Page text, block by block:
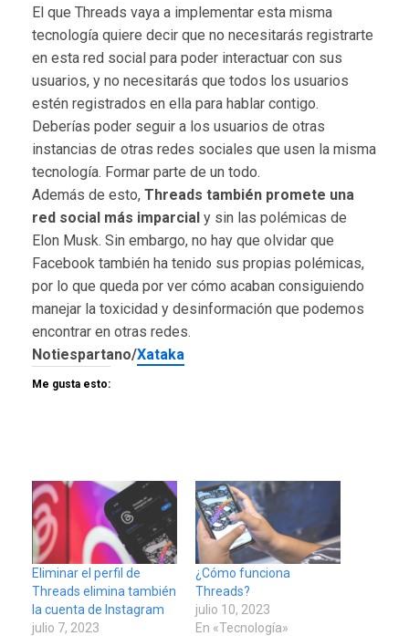
El que Threads vaya a implementar esta misma
tecnología quiere decir que no necesitarás registrarte
en esta red social para poder interactuar con sus
usuarios, y no necesitarás que todos los usuarios
estén registrados en ella para hablar contigo.
Deberías poder seguir a los usuarios de otras
instancias de otras redes sociales que usen la misma
tecnología. Formar parte de un todo.
Además de esto, Threads también promete una
red social más imparcial y sin las polémicas de
Elon Musk. Sin embargo, no hay que olvidar que
Facebook también ha tenido sus propias polémicas,
por lo que queda por ver cómo acaban consiguiendo
manejar la toxicidad y desinformación que podemos
encontrar en otras redes.
Notiespartano/Xataka
Me gusta esto:
Eliminar el perfil de
Threads elimina también
la cuenta de Instagram
julio 7, 2023
¿Cómo funciona
Threads?
julio 10, 2023
En «Tecnología»